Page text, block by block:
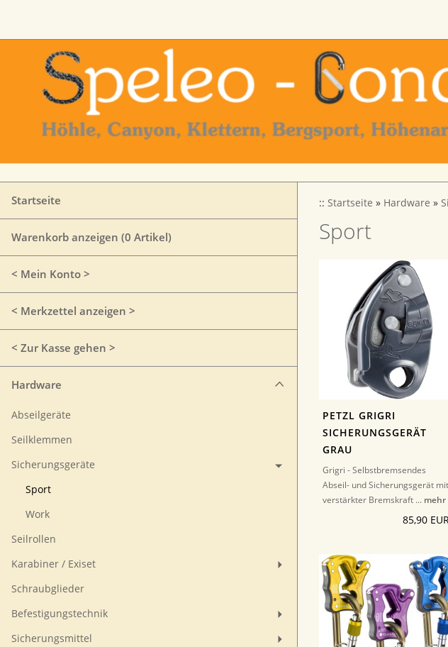
Startseite
Warenkorb anzeigen (0 Artikel)
< Mein Konto >
< Merkzettel anzeigen >
< Zur Kasse gehen >
Hardware
Abseilgeräte
Seilklemmen
Sicherungsgeräte
Sport
Work
Seilrollen
Karabiner / Exiset
Schraubglieder
Befestigungstechnik
Sicherungsmittel
:: Startseite » Hardware »
Sport
PETZL GRIGRI
SICHERUNGSGERÄT
GRAU
Grigri - Selbstbremsendes
Abseil- und Sicherungsgerät mit
verstärkter Bremskraft ... mehr
85,90